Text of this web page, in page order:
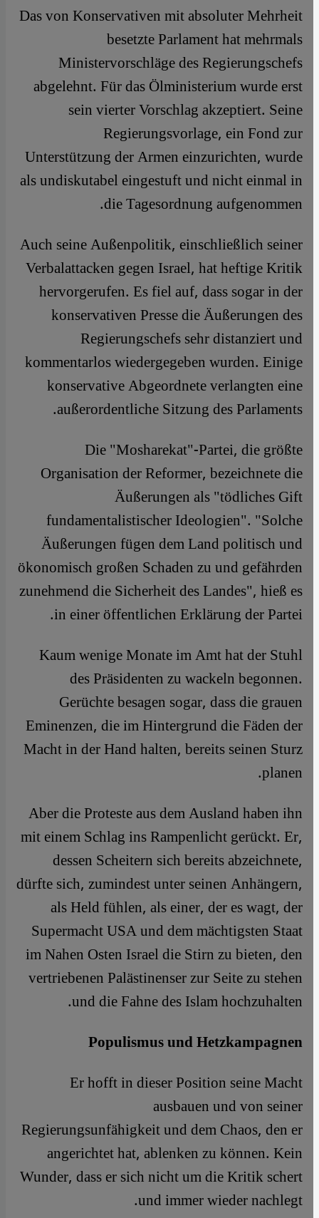
Das von Konservativen mit absoluter Mehrheit
besetzte Parlament hat mehrmals
Ministervorschläge des Regierungschefs
abgelehnt. Für das Ölministerium wurde erst
sein vierter Vorschlag akzeptiert. Seine
Regierungsvorlage, ein Fond zur
Unterstützung der Armen einzurichten, wurde
als undiskutabel eingestuft und nicht einmal in
die Tagesordnung aufgenommen.
Auch seine Außenpolitik, einschließlich seiner
Verbalattacken gegen Israel, hat heftige Kritik
hervorgerufen. Es fiel auf, dass sogar in der
konservativen Presse die Äußerungen des
Regierungschefs sehr distanziert und
kommentarlos wiedergegeben wurden. Einige
konservative Abgeordnete verlangten eine
außerordentliche Sitzung des Parlaments.
Die "Mosharekat"-Partei, die größte
Organisation der Reformer, bezeichnete die
Äußerungen als "tödliches Gift
fundamentalistischer Ideologien". "Solche
Äußerungen fügen dem Land politisch und
ökonomisch großen Schaden zu und gefährden
zunehmend die Sicherheit des Landes", hieß es
in einer öffentlichen Erklärung der Partei.
Kaum wenige Monate im Amt hat der Stuhl
des Präsidenten zu wackeln begonnen.
Gerüchte besagen sogar, dass die grauen
Eminenzen, die im Hintergrund die Fäden der
Macht in der Hand halten, bereits seinen Sturz
planen.
Aber die Proteste aus dem Ausland haben ihn
mit einem Schlag ins Rampenlicht gerückt. Er,
dessen Scheitern sich bereits abzeichnete,
dürfte sich, zumindest unter seinen Anhängern,
als Held fühlen, als einer, der es wagt, der
Supermacht USA und dem mächtigsten Staat
im Nahen Osten Israel die Stirn zu bieten, den
vertriebenen Palästinenser zur Seite zu stehen
und die Fahne des Islam hochzuhalten.
Populismus und Hetzkampagnen
Er hofft in dieser Position seine Macht
ausbauen und von seiner
Regierungsunfähigkeit und dem Chaos, den er
angerichtet hat, ablenken zu können. Kein
Wunder, dass er sich nicht um die Kritik schert
und immer wieder nachlegt.